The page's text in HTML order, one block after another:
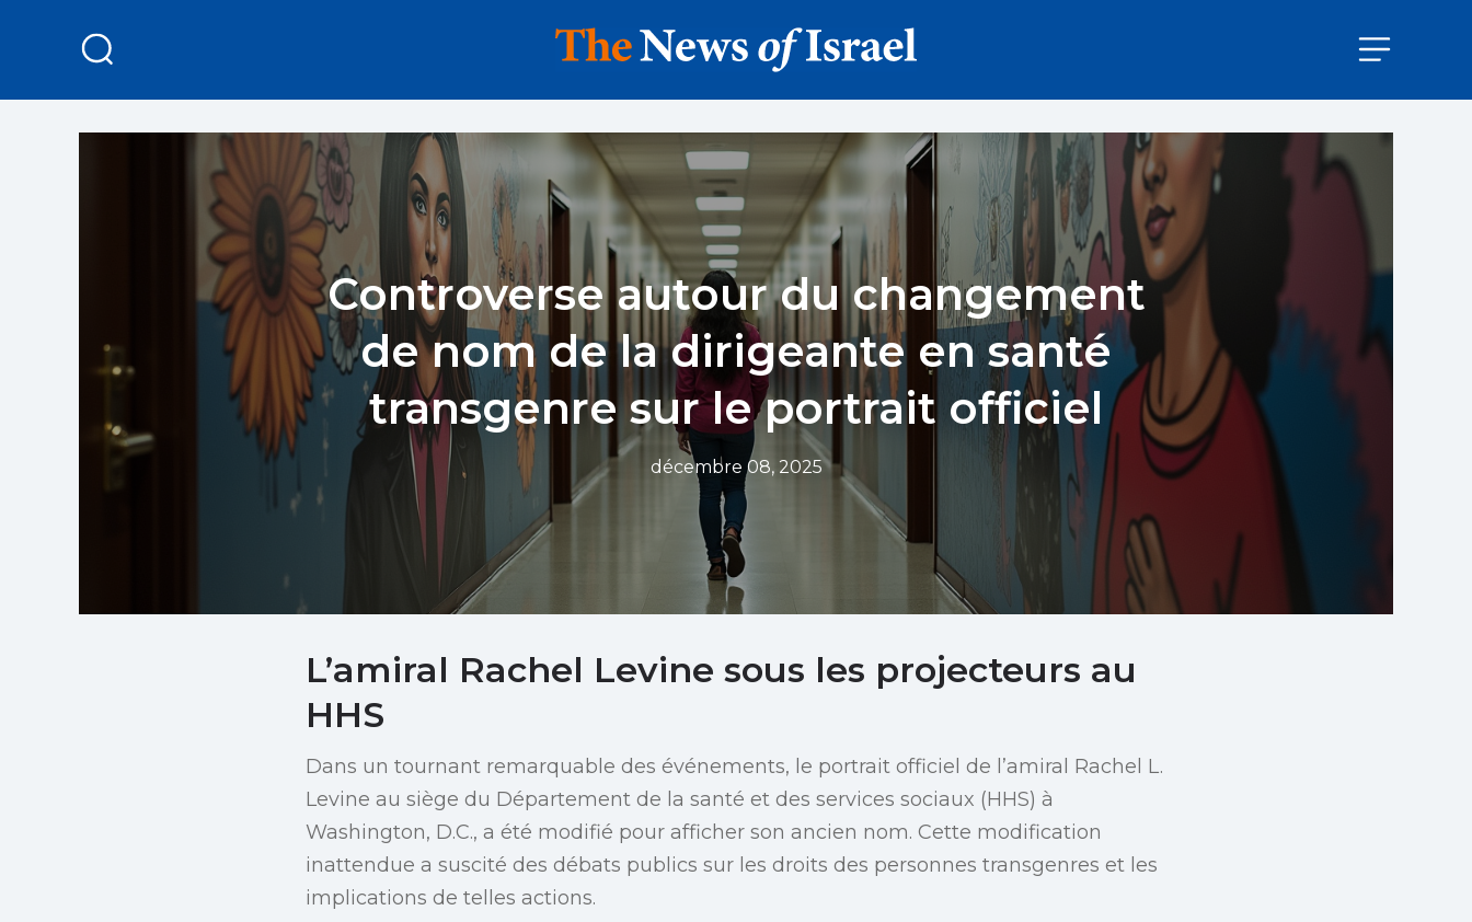
Controverse autour du changement
de nom de la dirigeante en santé
transgenre sur le portrait officiel
décembre 08, 2025
L’amiral Rachel Levine sous les projecteurs au
HHS
Dans un tournant remarquable des événements, le portrait officiel de l’amiral Rachel L.
Levine au siège du Département de la santé et des services sociaux (HHS) à
Washington, D.C., a été modifié pour afficher son ancien nom. Cette modification
inattendue a suscité des débats publics sur les droits des personnes transgenres et les
implications de telles actions.